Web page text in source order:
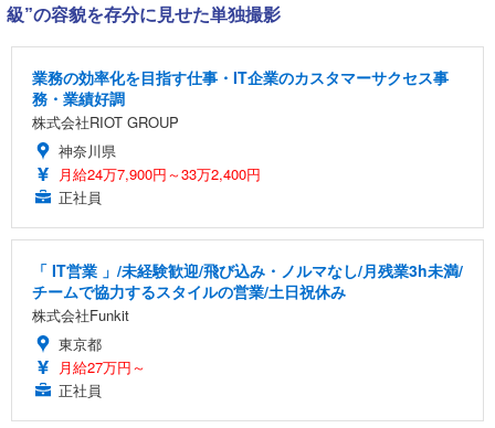
級”の容貌を存分に見せた単独撮影
業務の効率化を目指す仕事・IT企業のカスタマーサクセス事
務・業績好調
株式会社RIOT GROUP
神奈川県
月給24万7,900円～33万2,400円
正社員
「 IT営業 」/未経験歓迎/飛び込み・ノルマなし/月残業3h未満/
チームで協力するスタイルの営業/土日祝休み
株式会社Funkit
東京都
月給27万円～
正社員